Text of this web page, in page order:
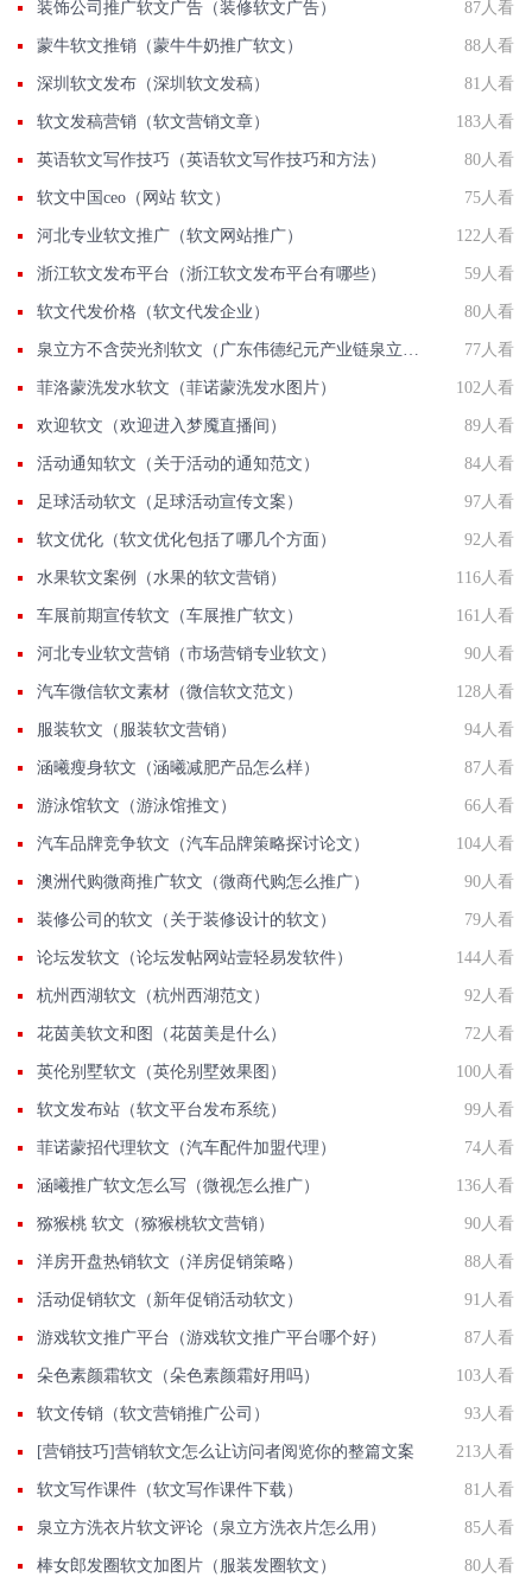
装饰公司推广软文广告（装修软文广告） 87人看
蒙牛软文推销（蒙牛牛奶推广软文） 88人看
深圳软文发布（深圳软文发稿） 81人看
软文发稿营销（软文营销文章） 183人看
英语软文写作技巧（英语软文写作技巧和方法） 80人看
软文中国ceo（网站 软文） 75人看
河北专业软文推广（软文网站推广） 122人看
浙江软文发布平台（浙江软文发布平台有哪些） 59人看
软文代发价格（软文代发企业） 80人看
泉立方不含荧光剂软文（广东伟德纪元产业链泉立方） 77人看
菲洛蒙洗发水软文（菲诺蒙洗发水图片） 102人看
欢迎软文（欢迎进入梦魇直播间） 89人看
活动通知软文（关于活动的通知范文） 84人看
足球活动软文（足球活动宣传文案） 97人看
软文优化（软文优化包括了哪几个方面） 92人看
水果软文案例（水果的软文营销） 116人看
车展前期宣传软文（车展推广软文） 161人看
河北专业软文营销（市场营销专业软文） 90人看
汽车微信软文素材（微信软文范文） 128人看
服装软文（服装软文营销） 94人看
涵曦瘦身软文（涵曦减肥产品怎么样） 87人看
游泳馆软文（游泳馆推文） 66人看
汽车品牌竞争软文（汽车品牌策略探讨论文） 104人看
澳洲代购微商推广软文（微商代购怎么推广） 90人看
装修公司的软文（关于装修设计的软文） 79人看
论坛发软文（论坛发帖网站壹轻易发软件） 144人看
杭州西湖软文（杭州西湖范文） 92人看
花茵美软文和图（花茵美是什么） 72人看
英伦别墅软文（英伦别墅效果图） 100人看
软文发布站（软文平台发布系统） 99人看
菲诺蒙招代理软文（汽车配件加盟代理） 74人看
涵曦推广软文怎么写（微视怎么推广） 136人看
猕猴桃 软文（猕猴桃软文营销） 90人看
洋房开盘热销软文（洋房促销策略） 88人看
活动促销软文（新年促销活动软文） 91人看
游戏软文推广平台（游戏软文推广平台哪个好） 87人看
朵色素颜霜软文（朵色素颜霜好用吗） 103人看
软文传销（软文营销推广公司） 93人看
[营销技巧]营销软文怎么让访问者阅览你的整篇文案 213人看
软文写作课件（软文写作课件下载） 81人看
泉立方洗衣片软文评论（泉立方洗衣片怎么用） 85人看
棒女郎发圈软文加图片（服装发圈软文） 80人看